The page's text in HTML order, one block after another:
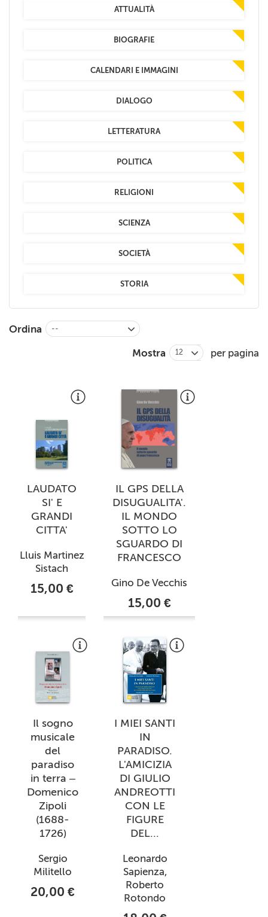
ATTUALITÀ
BIOGRAFIE
CALENDARI E IMMAGINI
DIALOGO
LETTERATURA
POLITICA
RELIGIONI
SCIENZA
SOCIETÀ
STORIA
Ordina --
Mostra 12 per pagina
LAUDATO
SI' E
GRANDI
CITTA'
Lluis Martinez
Sistach
15,00 €
IL GPS DELLA
DISUGUALITA'.
IL MONDO
SOTTO LO
SGUARDO DI
FRANCESCO
Gino De Vecchis
15,00 €
Il sogno
musicale
del
paradiso
in terra –
Domenico
Zipoli
(1688-
1726)
Sergio
Militello
20,00 €
I MIEI SANTI
IN
PARADISO.
L'AMICIZIA
DI GIULIO
ANDREOTTI
CON LE
FIGURE
DEL...
Leonardo
Sapienza,
Roberto
Rotondo